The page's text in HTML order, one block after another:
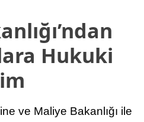
Hukuki
ve Maliye Bakanlığı ile